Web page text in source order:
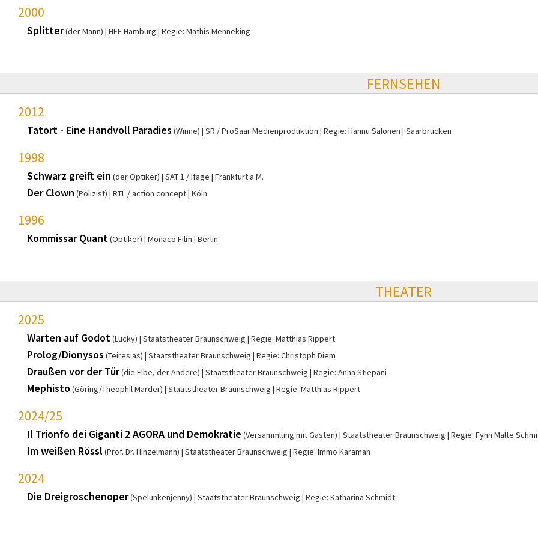
2000
Splitter(der Mann) HFF Hamburg Regie: Mathis Menneking
FERNSEHEN
2012
Tatort - Eine Handvoll Paradies (Winne) SR / ProSaar Medienproduktion Regie: Hannu Salonen Saarbrücken
1998
Schwarz greift ein (der Optiker) SAT 1 / Ifage Frankfurt a.M.
Der Clown (Polizist) RTL / action concept Köln
1996
Kommissar Quant(Optiker) Monaco Film Berlin
THEATER
2025
Warten auf Godot(Lucky) Staatstheater Braunschweig Regie: Matthias Rippert
Prolog/Dionysos (Teiresias) Staatstheater Braunschweig Regie: Christoph Diem
Draußen vor der Tür(die Elbe, der Andere) Staatstheater Braunschweig Regie: Anna Stiepani
Mephisto(Göring/Theophil Marder) Staatstheater Braunschweig Regie: Matthias Rippert
2024/25
Il Trionfo dei Giganti 2 AGORA und Demokratie (Versammlung mit Gästen) Staatstheater Braunschweig Regie: Fynn Malte
Im weißen Rössl (Prof. Dr. Hinzelmann) Staatstheater Braunschweig Regie: Immo Karaman
2024
Die Dreigroschenoper(Spelunkenjenny) Staatstheater Braunschweig Regie: Katharina Schmidt